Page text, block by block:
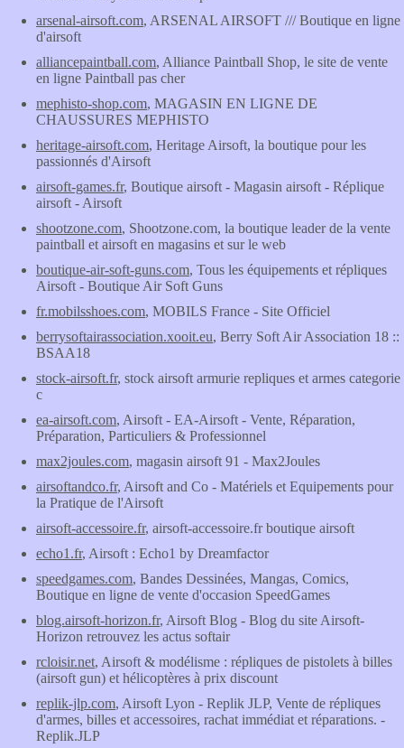
arsenal-airsoft.com, ARSENAL AIRSOFT /// Boutique en ligne
d'airsoft
alliancepaintball.com, Alliance Paintball Shop, le site de vente
en ligne Paintball pas cher
mephisto-shop.com, MAGASIN EN LIGNE DE
CHAUSSURES MEPHISTO
heritage-airsoft.com, Heritage Airsoft, la boutique pour les
passionnés d'Airsoft
airsoft-games.fr, Boutique airsoft - Magasin airsoft - Réplique
airsoft - Airsoft
shootzone.com, Shootzone.com, la boutique leader de la vente
paintball et airsoft en magasins et sur le web
boutique-air-soft-guns.com, Tous les équipements et répliques
Airsoft - Boutique Air Soft Guns
fr.mobilsshoes.com, MOBILS France - Site Officiel
berrysoftairassociation.xooit.eu, Berry Soft Air Association 18 ::
BSAA18
stock-airsoft.fr, stock airsoft armurie repliques et armes categorie
c
ea-airsoft.com, Airsoft - EA-Airsoft - Vente, Réparation,
Préparation, Particuliers & Professionnel
max2joules.com, magasin airsoft 91 - Max2Joules
airsoftandco.fr, Airsoft and Co - Matériels et Equipements pour
la Pratique de l'Airsoft
airsoft-accessoire.fr, airsoft-accessoire.fr boutique airsoft
echo1.fr, Airsoft : Echo1 by Dreamfactor
speedgames.com, Bandes Dessinées, Mangas, Comics,
Boutique en ligne de vente d'occasion SpeedGames
blog.airsoft-horizon.fr, Airsoft Blog - Blog du site Airsoft-
Horizon retrouvez les actus softair
rcloisir.net, Airsoft & modélisme : répliques de pistolets à billes
(airsoft gun) et hélicoptères à prix discount
replik-jlp.com, Airsoft Lyon - Replik JLP, Vente de répliques
d'armes, billes et accessoires, rachat immédiat et réparations. -
Replik.JLP